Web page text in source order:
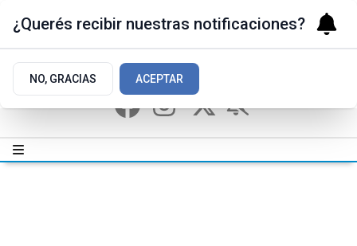
¿Querés recibir nuestras notificaciones?
NO, GRACIAS ACEPTAR